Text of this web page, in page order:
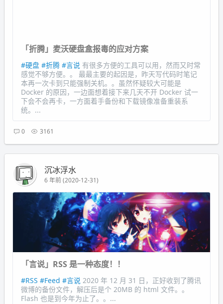
「折腾」麦沃硬盘盒报毒的应对方案
#硬盘 #折腾 #言说 有很多方便的工具可以用，然而又时常
感觉不够方便。。 最最主要的起因是，昨天写代码时笔记
本再一次卡到只能强制关机。。虽然怀疑较大可能是
Docker 的原因，一边面想着接下来几天不开 Docker 试一
下会不会再卡，一方面着手备份和下载镜像准备重装系
统。...
0 3161
沉冰浮水
6 年前 (2020-12-31)
「言说」RSS 是一种态度！！
#RSS #Feed #言说 2020 年 12 月 31 日，正好收到了腾讯
微博的备份文件，解压后是个 20MB 的 html 文件。。
Flash 也是到今年为止了。。...